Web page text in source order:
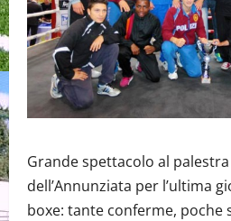
Grande spettacolo al
dell’Annunziata per l’ultima
boxe: tante conferme, poche